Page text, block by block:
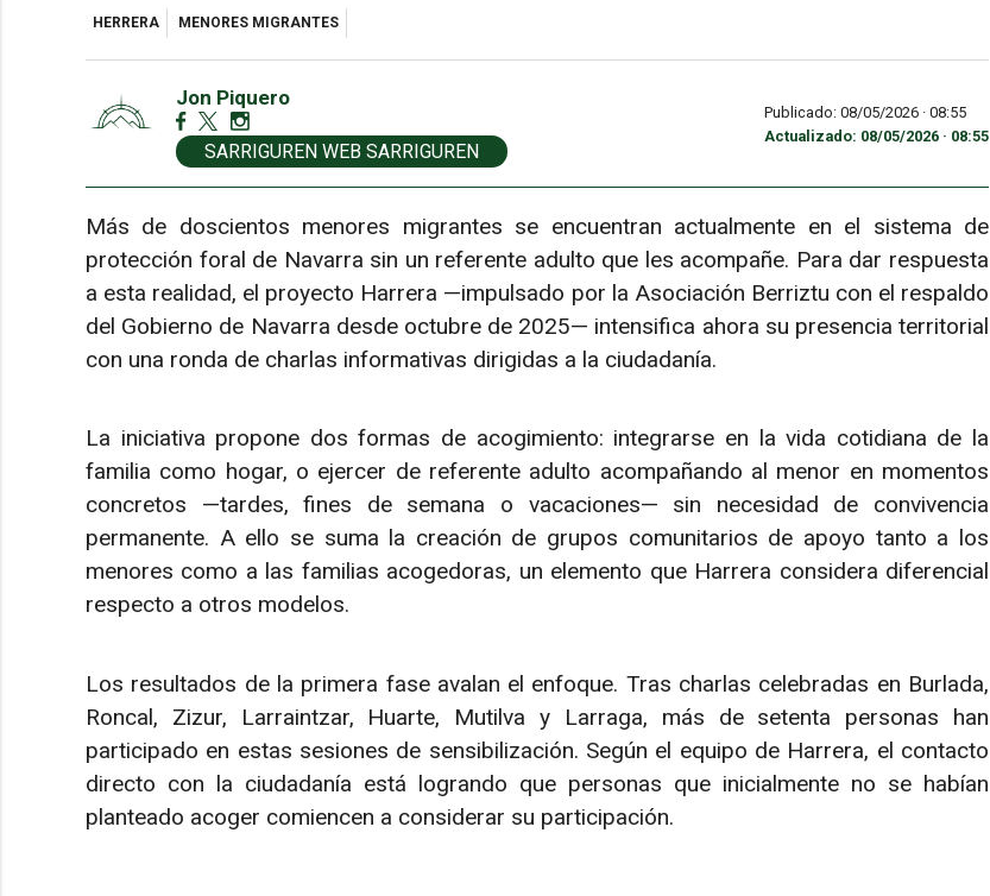
HERRERA MENORES MIGRANTES
Jon Piquero
SARRIGUREN WEB SARRIGUREN
Publicado: 08/05/2026 · 08:55
Actualizado: 08/05/2026 · 08:55
Más de doscientos menores migrantes se encuentran actualmente en el sistema de
protección foral de Navarra sin un referente adulto que les acompañe. Para dar respuesta
a esta realidad, el proyecto Harrera —impulsado por la Asociación Berriztu con el respaldo
del Gobierno de Navarra desde octubre de 2025— intensifica ahora su presencia territorial
con una ronda de charlas informativas dirigidas a la ciudadanía.
La iniciativa propone dos formas de acogimiento: integrarse en la vida cotidiana de la
familia como hogar, o ejercer de referente adulto acompañando al menor en momentos
concretos —tardes, fines de semana o vacaciones— sin necesidad de convivencia
permanente. A ello se suma la creación de grupos comunitarios de apoyo tanto a los
menores como a las familias acogedoras, un elemento que Harrera considera diferencial
respecto a otros modelos.
Los resultados de la primera fase avalan el enfoque. Tras charlas celebradas en Burlada,
Roncal, Zizur, Larraintzar, Huarte, Mutilva y Larraga, más de setenta personas han
participado en estas sesiones de sensibilización. Según el equipo de Harrera, el contacto
directo con la ciudadanía está logrando que personas que inicialmente no se habían
planteado acoger comiencen a considerar su participación.